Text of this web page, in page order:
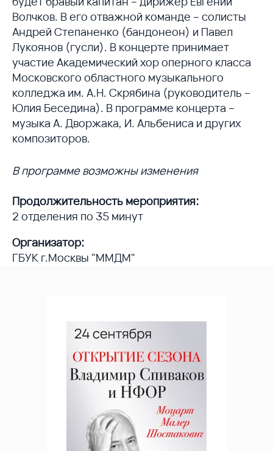
Волчков. В его отважной команде – солисты
Андрей Степаненко (бандонеон) и Павел
Лукоянов (гусли). В концерте принимает
участие Академический хор оперного класса
Московского областного музыкального
колледжа им. А.Н. Скрябина (руководитель –
Юлия Беседина). В программе концерта –
музыка А. Дворжака, И. Альбениса и других
композиторов.
В программе возможны изменения
Продолжительность мероприятия:
2 отделения по 35 минут
Организатор:
ГБУК г.Москвы "ММДМ"